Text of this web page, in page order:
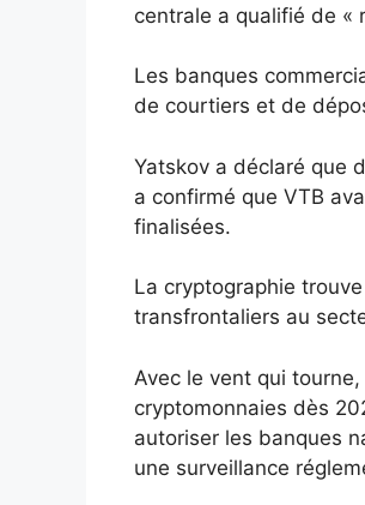
centrale a qualifié de «
Les banques
de courtiers et de
Yatskov a déclaré que
a confirmé que VTB
finalisées.
La cryptographie
transfrontaliers au
Avec le vent qui
cryptomonnaies dès
autoriser les banques
une surveillance